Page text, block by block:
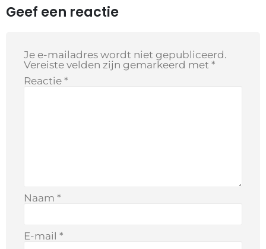
Geef een reactie
Je e-mailadres wordt niet gepubliceerd.
Vereiste velden zijn gemarkeerd met *
Reactie *
Naam *
E-mail *